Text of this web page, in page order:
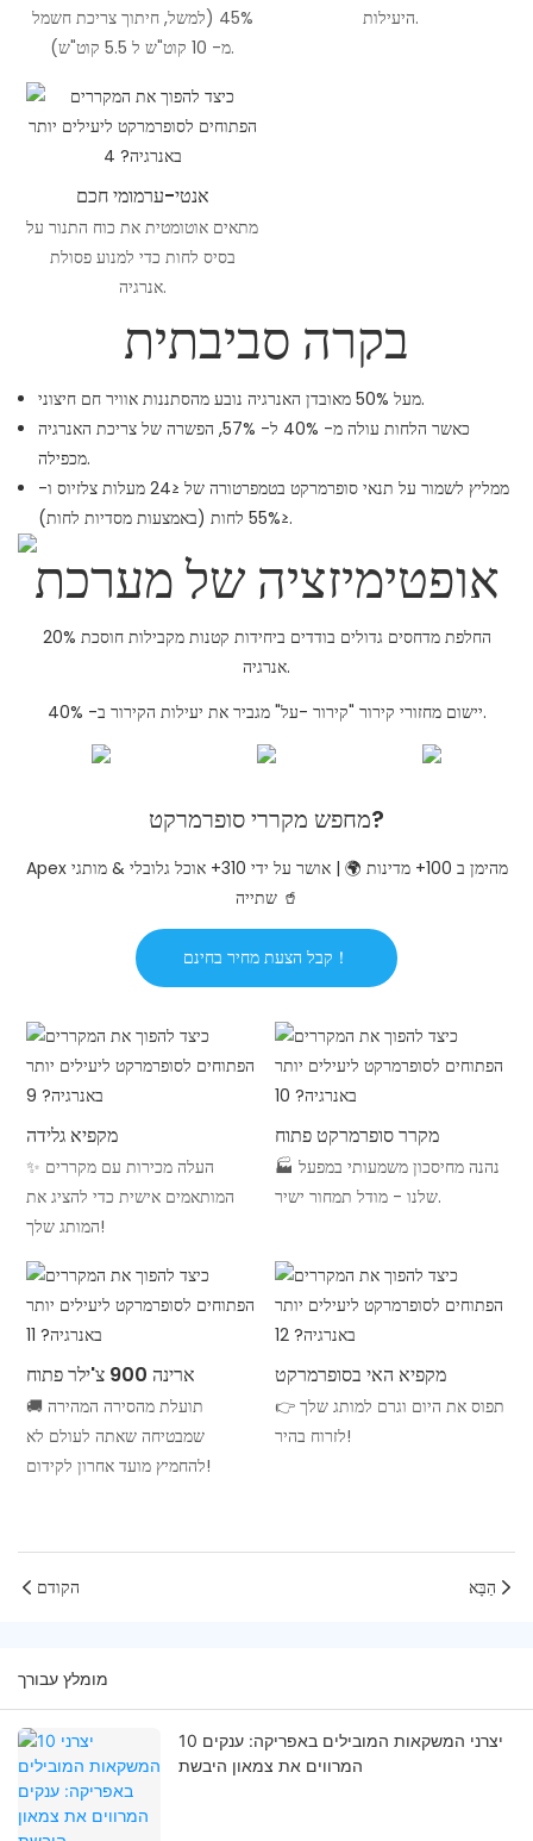
45% (למשל, חיתוך צריכת חשמל
מ- 10 קוט"ש ל 5.5 קוט"ש).
היעילות.
אנטי-ערמומי חכם
מתאים אוטומטית את כוח התנור על
בסיס לחות כדי למנוע פסולת
אנרגיה.
בקרה סביבתית
מעל 50% מאובדן האנרגיה נובע מהסתננות אוויר חם חיצוני.
כאשר הלחות עולה מ- 40% ל- 57%, הפשרה של צריכת האנרגיה
מכפילה.
ממליץ לשמור על תנאי סופרמרקט בטמפרטורה של ≤24 מעלות צלזיוס ו-
≤55% לחות (באמצעות מסדיות לחות).
אופטימיזציה של מערכת
החלפת מדחסים גדולים בודדים ביחידות קטנות מקבילות חוסכת 20%
אנרגיה.
יישום מחזורי קירור "קירור -על" מגביר את יעילות הקירור ב- 40%.
מחפש מקררי סופרמרקט?
Apex מהימן ב 100+ מדינות 🌍 | אושר על ידי 310+ אוכל גלובלי & מותגי
שתייה 🥤
קבל הצעת מחיר בחינם！
מקפיא גלידה
✨ העלה מכירות עם מקררים
המותאמים אישית כדי להציג את
המותג שלך!
מקרר סופרמרקט פתוח
🏭 נהנה מחיסכון משמעותי במפעל
שלנו - מודל תמחור ישיר.
ארינה 900 צ'ילר פתוח
🚚 תועלת מהסירה המהירה
שמבטיחה שאתה לעולם לא
להחמיץ מועד אחרון לקידום!
מקפיא האי בסופרמרקט
👉 תפוס את היום וגרם למותג שלך
לזרוח בהיר!
הקודם הַבָּא
מומלץ עבורך
10 יצרני המשקאות המובילים באפריקה: ענקים
המרווים את צמאון היבשת